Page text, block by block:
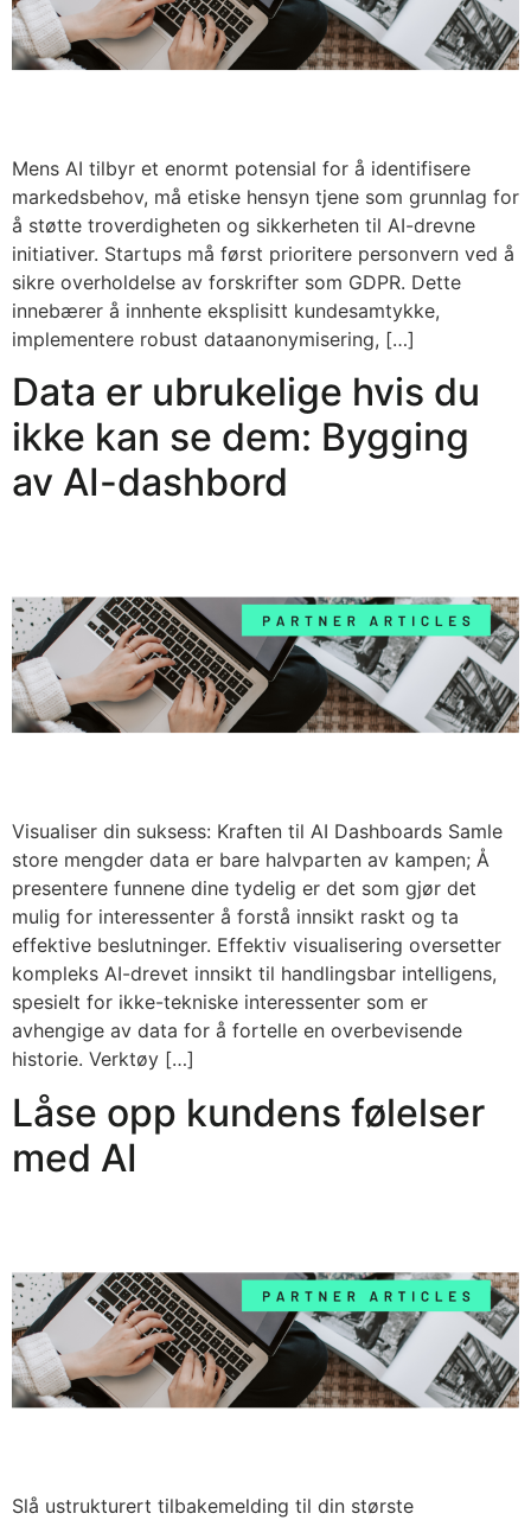
Mens AI tilbyr et enormt potensial for å identifisere
markedsbehov, må etiske hensyn tjene som grunnlag for
å støtte troverdigheten og sikkerheten til AI-drevne
initiativer. Startups må først prioritere personvern ved å
sikre overholdelse av forskrifter som GDPR. Dette
innebærer å innhente eksplisitt kundesamtykke,
implementere robust dataanonymisering, […]
Data er ubrukelige hvis du
ikke kan se dem: Bygging
av AI-dashbord
Visualiser din suksess: Kraften til AI Dashboards Samle
store mengder data er bare halvparten av kampen; Å
presentere funnene dine tydelig er det som gjør det
mulig for interessenter å forstå innsikt raskt og ta
effektive beslutninger. Effektiv visualisering oversetter
kompleks AI-drevet innsikt til handlingsbar intelligens,
spesielt for ikke-tekniske interessenter som er
avhengige av data for å fortelle en overbevisende
historie. Verktøy […]
Låse opp kundens følelser
med AI
Slå ustrukturert tilbakemelding til din største